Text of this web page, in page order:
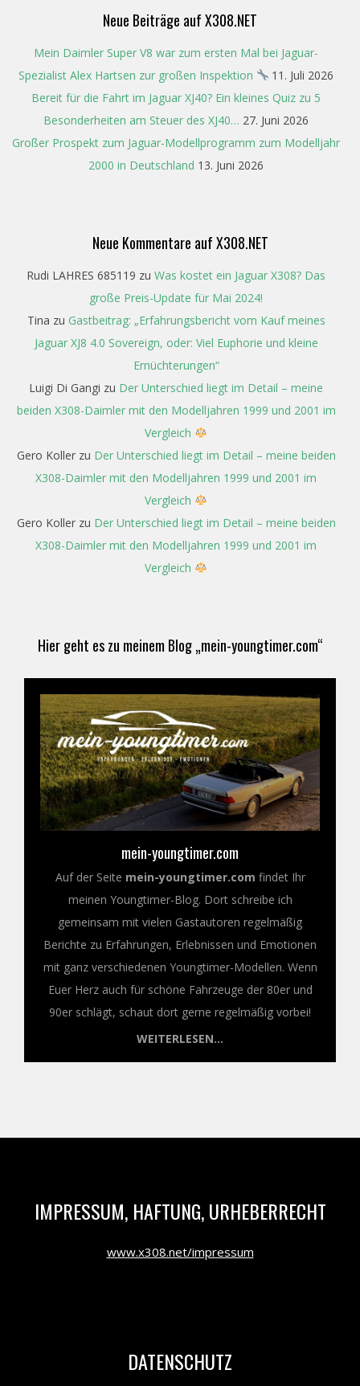
Neue Beiträge auf X308.NET
Mein Daimler Super V8 war zum ersten Mal bei Jaguar-
Spezialist Alex Hartsen zur großen Inspektion
11. Juli 2026
Bereit für die Fahrt im Jaguar XJ40? Ein kleines Quiz zu 5
Besonderheiten am Steuer des XJ40… 27. Juni 2026
Großer Prospekt zum Jaguar-Modellprogramm zum Modelljahr
2000 in Deutschland 13. Juni 2026
Neue Kommentare auf X308.NET
Rudi LAHRES 685119 zu Was kostet ein Jaguar X308? Das
große Preis-Update für Mai 2024!
Tina zu Gastbeitrag: „Erfahrungsbericht vom Kauf meines
Jaguar XJ8 4.0 Sovereign, oder: Viel Euphorie und kleine
Ernüchterungen“
Luigi Di Gangi zu Der Unterschied liegt im Detail – meine
beiden X308-Daimler mit den Modelljahren 1999 und 2001 im
Vergleich
Gero Kollerzu Der Unterschied liegt im Detail – meine beiden
X308-Daimler mit den Modelljahren 1999 und 2001 im
Vergleich
Gero Kollerzu Der Unterschied liegt im Detail – meine beiden
X308-Daimler mit den Modelljahren 1999 und 2001 im
Vergleich
Hier geht es zu meinem Blog „mein-youngtimer.com“
mein-youngtimer.com
Auf der Seite mein-youngtimer.com findet Ihr
meinen Youngtimer-Blog. Dort schreibe ich
gemeinsam mit vielen Gastautoren regelmäßig
Berichte zu Erfahrungen, Erlebnissen und Emotionen
mit ganz verschiedenen Youngtimer-Modellen. Wenn
Euer Herz auch für schöne Fahrzeuge der 80er und
90er schlägt, schaut dort gerne regelmäßig vorbei!
WEITERLESEN...
IMPRESSUM, HAFTUNG, URHEBERRECHT
www.x308.net/impressum
DATENSCHUTZ